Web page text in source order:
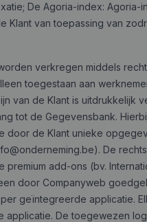
De Agoria-index: Agoria-
van toepassing van
verkregen middels
toegestaan aan
van de Klant is
tot de Gegevensbank.
de Klant unieke
). De
add-ons (bv.
door Companyweb
geïntegreerde applicatie.
De toegewezen